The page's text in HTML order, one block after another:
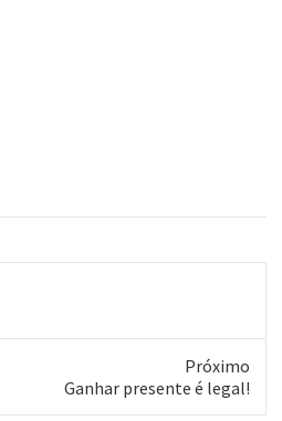
Próximo
Ganhar presente é legal!